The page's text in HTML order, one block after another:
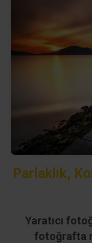
Parlaklık,
Yaratıcı
fotoğrafta